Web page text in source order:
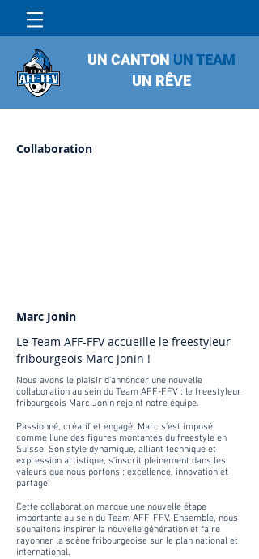
UN CANTON UN TEAM
UN RÊVE
Collaboration
Marc Jonin
Le Team AFF-FFV accueille le freestyleur
fribourgeois Marc Jonin !
Nous avons le plaisir d'annoncer une nouvelle
collaboration au sein du Team AFF-FFV : le freestyleur
fribourgeois Marc Jonin rejoint notre équipe.
Passionné, créatif et engagé, Marc s'est imposé
comme l'une des figures montantes du freestyle en
Suisse. Son style dynamique, alliant technique et
expression artistique, s'inscrit pleinement dans les
valeurs que nous portons : excellence, innovation et
partage.
Cette collaboration marque une nouvelle étape
importante au sein du Team AFF-FFV. Ensemble, nous
souhaitons inspirer la nouvelle génération et faire
rayonner la scène fribourgeoise sur le plan national et
international.